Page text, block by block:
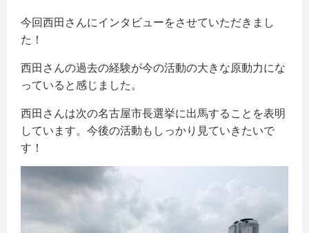
今回西田さんにインタビューをさせていただきまし
た！
西田さんの過去の経験が今の活動の大きな原動力にな
っていると感じました。
西田さんは次の名古屋市長選挙に出馬することを表明
しています。今後の活動もしっかり見ていきたいで
す！